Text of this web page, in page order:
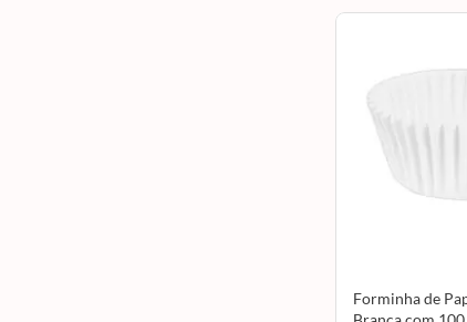
Forminha de